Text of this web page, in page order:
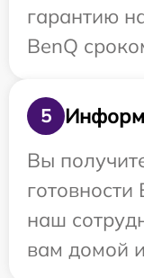
гарантию
BenQ
5
Вы
наш
вам домой